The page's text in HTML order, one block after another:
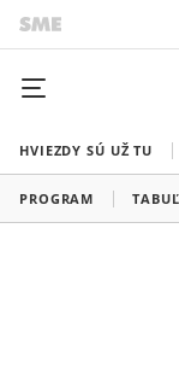
HVIEZDY SÚ UŽ TU
PROGRAM